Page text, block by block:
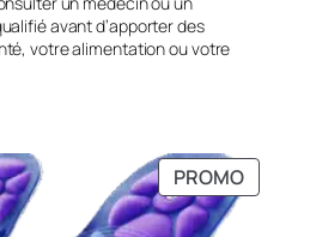
avant d’apporter des
votre alimentation ou votre
PROMO
EN